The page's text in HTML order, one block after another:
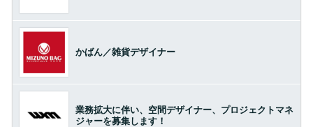
かばん／雑貨デザイナー
業務拡大に伴い、空間デザイナー、プロジェクトマネ
ジャーを募集します！